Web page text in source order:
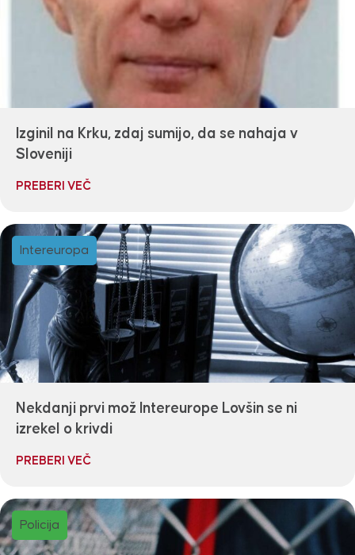
Izginil na Krku, zdaj sumijo, da se nahaja v
Sloveniji
PREBERI VEČ
Intereuropa
Nekdanji prvi mož Intereurope Lovšin se ni
izrekel o krivdi
PREBERI VEČ
Policija